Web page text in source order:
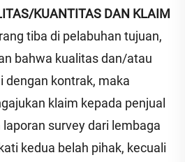
KUANTITAS DAN KLAIM
tiba di pelabuhan tujuan,
bahwa kualitas dan/atau
dengan kontrak, maka
klaim kepada penjual
survey dari lembaga
kedua belah pihak, kecuali